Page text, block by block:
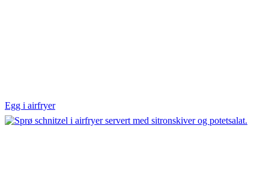
Egg i airfryer